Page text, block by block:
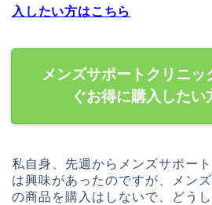
入したい方はこちら
メンズサポートクリニッ
ぐお得に購入したい
私自身、先週からメンズサポー
は興味があったのですが、メン
の商品を購入はしないで、どう